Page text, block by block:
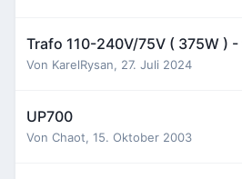
Trafo 110-240V/75V ( 375W )
Von KarelRysan, 27. Juli 2024
UP700
Von Chaot, 15. Oktober 2003